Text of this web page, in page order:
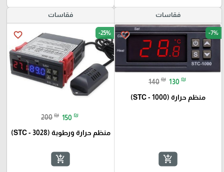
فقاسات
favorite_border -7%
140 ₪ 130 ₪
منظم حرارة (STC - 1000)
add_shopping_cart
فقاسات
favorite_border -25%
200 ₪ 150 ₪
منظم حرارة ورطوبة (STC - 3028)
add_shopping_cart